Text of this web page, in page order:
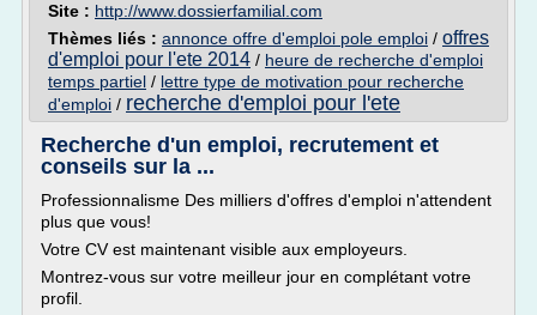
Site : http://www.dossierfamilial.com
Thèmes liés : annonce offre d'emploi pole emploi / offres
d'emploi pour l'ete 2014 / heure de recherche d'emploi
temps partiel / lettre type de motivation pour recherche
d'emploi / recherche d'emploi pour l'ete
Recherche d'un emploi, recrutement et
conseils sur la ...
Professionnalisme Des milliers d'offres d'emploi n'attendent
plus que vous!
Votre CV est maintenant visible aux employeurs.
Montrez-vous sur votre meilleur jour en complétant votre
profil.